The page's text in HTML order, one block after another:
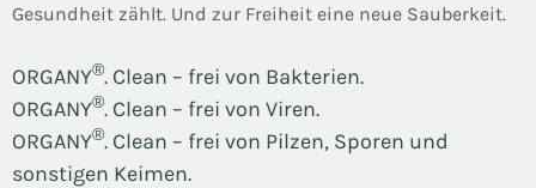
Gesundheit zählt. Und zur Freiheit eine neue Sauberkeit.
ORGANY®. Clean – frei von Bakterien.
ORGANY®. Clean – frei von Viren.
ORGANY®. Clean – frei von Pilzen, Sporen und
sonstigen Keimen.